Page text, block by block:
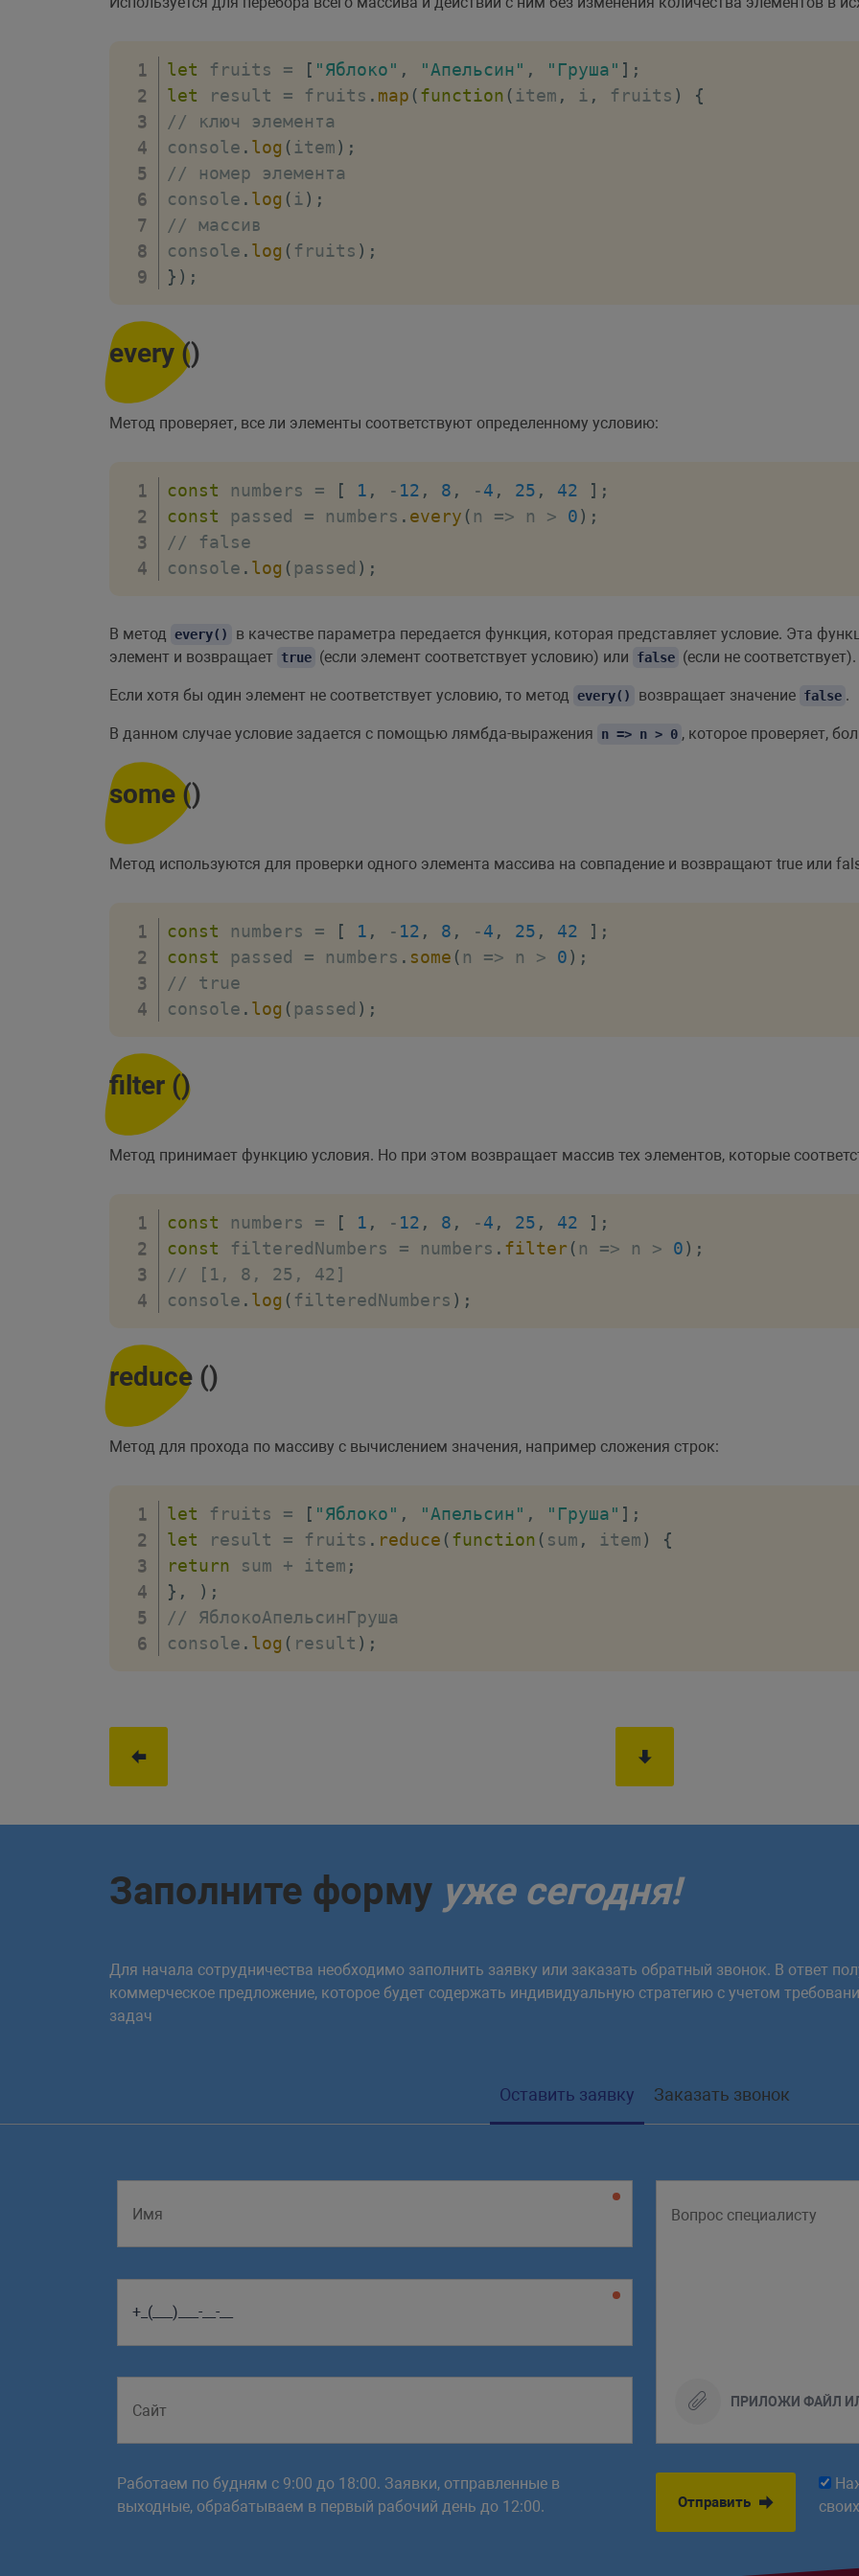
let fruits = [ "Яблоко" , "Апельсин" , "Груша" ] ;
let result = fruits . map (function (item , i , fruits )
{
// ключ элемента
console . log (item) ;
// номер элемента
console . log (i) ;
// массив
console . log ( fruits ) ;
} ) ;
every ()
Метод проверяет, все ли элементы соответствуют определенному условию:
const numbers = [ 1 , - 12 , 8 , -4 , 25 , 42 ] ;
const passed = numbers . every ( n => n > 0) ;
// false
console . log ( passed ) ;
В метод every()
в качестве параметра передается функция, которая представляет условие. Эта
элемент и возвращает true (если элемент соответствует условию) или false (если не соответствует).
Если хотя бы один элемент не соответствует условию, то метод every() возвращает значение false .
В данном случае условие задается с помощью лямбда-выражения n => n > 0 , которое проверяет,
some ()
Метод используются для проверки одного элемента массива на совпадение и возвращают true или
const numbers = [ 1 , - 12 , 8 , -4 , 25 , 42 ] ;
const passed = numbers . some ( n => n > 0) ;
// true
console . log ( passed ) ;
filter ()
Метод принимает функцию условия. Но при этом возвращает массив тех элементов, которые
const numbers = [ 1 , - 12 , 8 , -4 , 25 , 42 ] ;
const filteredNumbers = numbers . filter ( n => n > 0) ;
// [1, 8, 25, 42]
console . log ( filteredNumbers ) ;
reduce ()
Метод для прохода по массиву с вычислением значения, например сложения строк:
let fruits = [ "Яблоко" , "Апельсин" , "Груша" ] ;
let result = fruits . reduce (function ( sum , item)
{
return sum + item ;
} , ) ;
// ЯблокоАпельсинГруша
console . log ( result ) ;
Заполните форму уже сегодня!
Для начала сотрудничества необходимо заполнить заявку или заказать обратный звонок. В ответ
коммерческое предложение, которое будет содержать индивидуальную стратегию с учетом
задач
Оставить заявку Заказать звонок
ПРИЛОЖИ ФАЙЛ
Работаем по будням с 9:00 до 18:00. Заявки, отправленные в
выходные, обрабатываем в первый рабочий день до 12:00.
Отправить
своих